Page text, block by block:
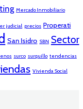
Mercado Inmobiliario
judicial precios Properati
San Isidro SBN Sector
surco surquillo tendencias
Vivienda Social